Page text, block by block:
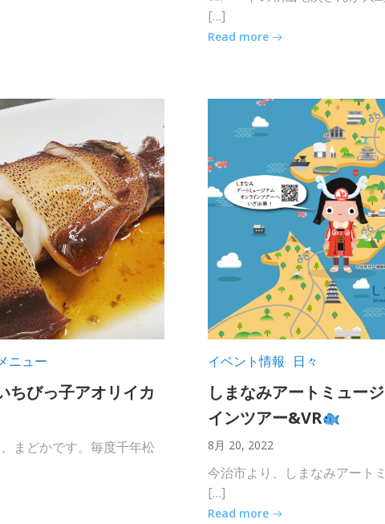
[…]
Read more
ニュー
ちびっ子アオリイカ
まどかです。毎度千年松
イベント情報 日々
しまなみアートミュー
インツアー&VR
8月 20, 2022
今治市より、しまなみアート
[…]
Read more